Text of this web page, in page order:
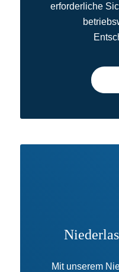
erforderliche
Mit unserem